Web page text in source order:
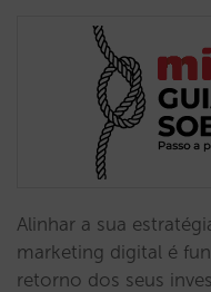
Alinhar a sua
marketing digital é
retorno dos seus